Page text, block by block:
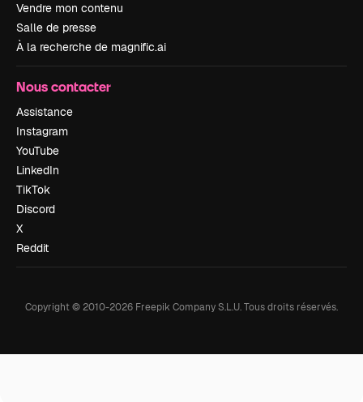
Vendre mon contenu
Salle de presse
À la recherche de magnific.ai
Nous contacter
Assistance
Instagram
YouTube
LinkedIn
TikTok
Discord
X
Reddit
Copyright © 2010-2026 Freepik Company S.L.U.Tous droits réservés.